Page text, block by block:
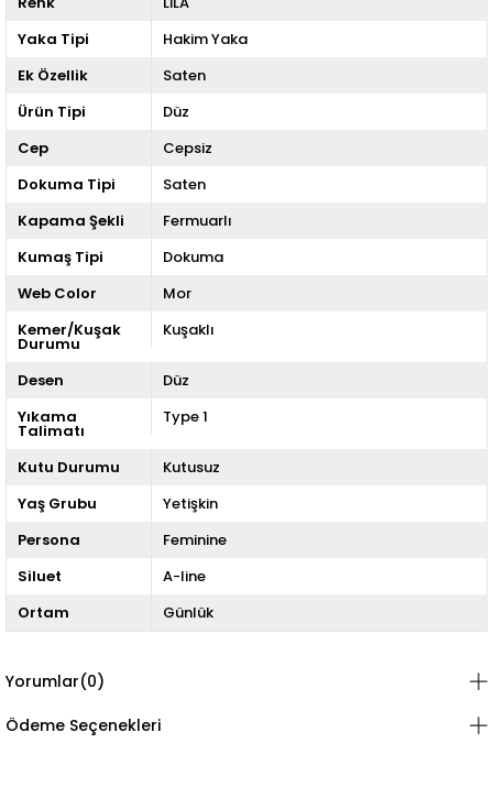
Yaka Tipi
Hakim Yaka
Ek Özellik
Saten
Ürün Tipi
Düz
Cep
Cepsiz
Dokuma Tipi
Saten
Kapama Şekli
Fermuarlı
Kumaş Tipi
Dokuma
Web Color
Mor
Kemer/Kuşak
Durumu
Kuşaklı
Desen
Düz
Yıkama
Talimatı
Type 1
Kutu Durumu
Kutusuz
Yaş Grubu
Yetişkin
Persona
Feminine
Siluet
A-line
Ortam
Günlük
Yorumlar(0)
Ödeme Seçenekleri